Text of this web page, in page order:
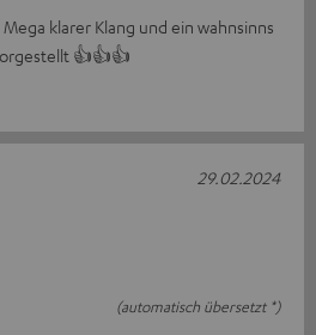
klarer Klang und ein wahnsinns
👍👍👍
(automatisch übersetzt *)
29.02.2024